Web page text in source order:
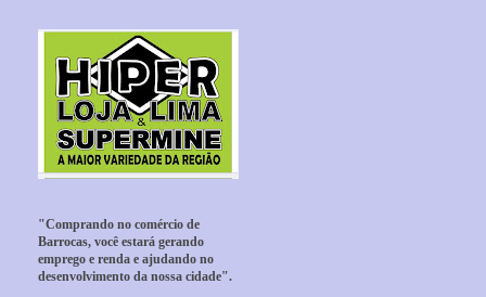
"Comprando no comércio de
Barrocas, você estará gerando
emprego e renda e ajudando no
desenvolvimento da nossa cidade".